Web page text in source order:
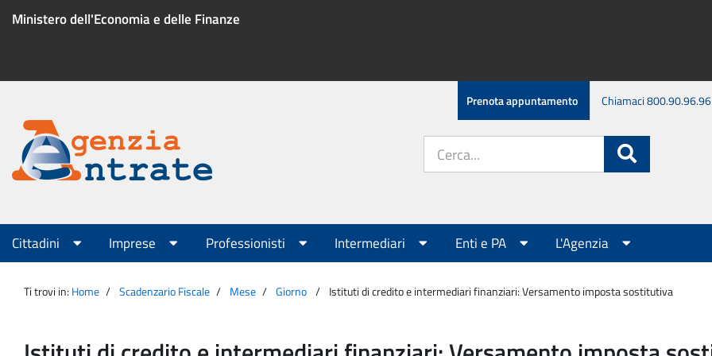
Ministero dell'Economia e delle Finanze
Menu
servizio
Prenota appuntamento Chiamaci 800.90.96.96
Agenzia
Entrate
sito:
Menu
principale
Cittadini Imprese Professionisti Intermediari Enti e PA L'Agenzia
Ti trovi in: Home Scadenzario Fiscale Mese Giorno Istituti di credito e intermediari finanziari: Versamento imposta sostitutiva